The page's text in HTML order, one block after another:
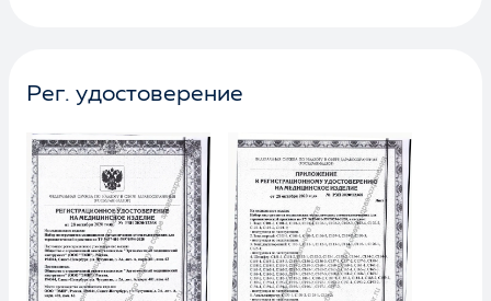
Рег. удостоверение